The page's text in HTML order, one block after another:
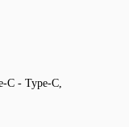
C - Type-C,